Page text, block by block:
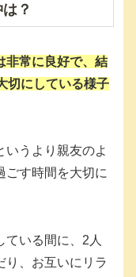
？
非常に良好で、結
切にしている様子
いうより親友のよ
ごす時間を大切に
いる間に、2人
り、お互いにリラ